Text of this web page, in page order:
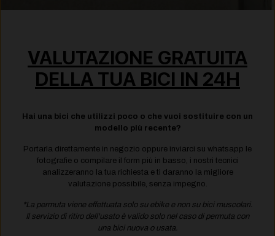
VALUTAZIONE GRATUITA
DELLA TUA BICI IN 24H
Hai una bici che utilizzi poco o che vuoi sostituire con un
modello più recente?
Portarla direttamente in negozio oppure inviarci su whatsapp le
fotografie o compilare il form più in basso, i nostri tecnici
analizzeranno la tua richiesta e ti daranno la migliore
valutazione possibile, senza impegno.
*La permuta viene effettuata solo su ebike e non su bici muscolari.
Il servizio di ritiro dell'usato è valido solo nel caso di permuta con
una bici nuova o usata.